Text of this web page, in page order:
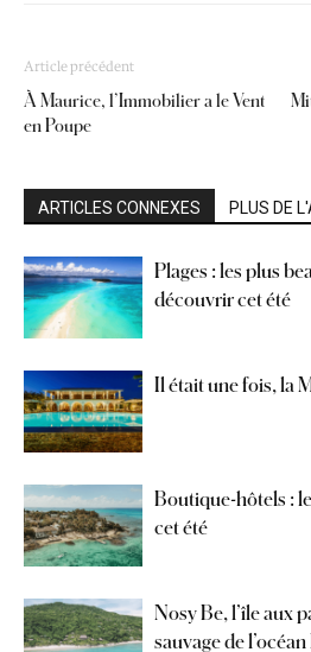
Article précédent
À Maurice, l’Immobilier a le Vent
en Poupe
ARTICLES CONNEXES PLUS DE
Plages : les plus
découvrir cet été
Il était une fois, la
Boutique-hôtels :
cet été
Nosy Be, l’île aux
sauvage de